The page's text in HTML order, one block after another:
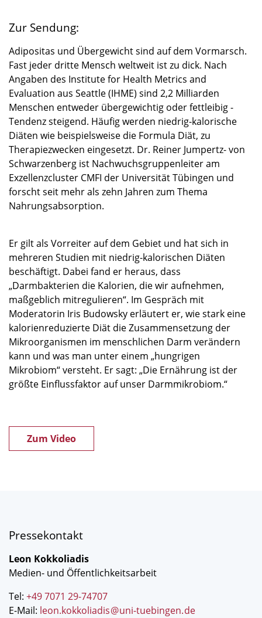
Zur Sendung:
Adipositas und Übergewicht sind auf dem Vormarsch.
Fast jeder dritte Mensch weltweit ist zu dick. Nach
Angaben des Institute for Health Metrics and
Evaluation aus Seattle (IHME) sind 2,2 Milliarden
Menschen entweder übergewichtig oder fettleibig -
Tendenz steigend. Häufig werden niedrig-kalorische
Diäten wie beispielsweise die Formula Diät, zu
Therapiezwecken eingesetzt. Dr. Reiner Jumpertz- von
Schwarzenberg ist Nachwuchsgruppenleiter am
Exzellenzcluster CMFI der Universität Tübingen und
forscht seit mehr als zehn Jahren zum Thema
Nahrungsabsorption.
Er gilt als Vorreiter auf dem Gebiet und hat sich in
mehreren Studien mit niedrig-kalorischen Diäten
beschäftigt. Dabei fand er heraus, dass
„Darmbakterien die Kalorien, die wir aufnehmen,
maßgeblich mitregulieren“. Im Gespräch mit
Moderatorin Iris Budowsky erläutert er, wie stark eine
kalorienreduzierte Diät die Zusammensetzung der
Mikroorganismen im menschlichen Darm verändern
kann und was man unter einem „hungrigen
Mikrobiom“ versteht. Er sagt: „Die Ernährung ist der
größte Einflussfaktor auf unser Darmmikrobiom.“
Zum Video
Pressekontakt
Leon Kokkoliadis
Medien- und Öffentlichkeitsarbeit
Tel: +49 7071 29-74707
E-Mail: leon.kokkoliadis@uni-tuebingen.de